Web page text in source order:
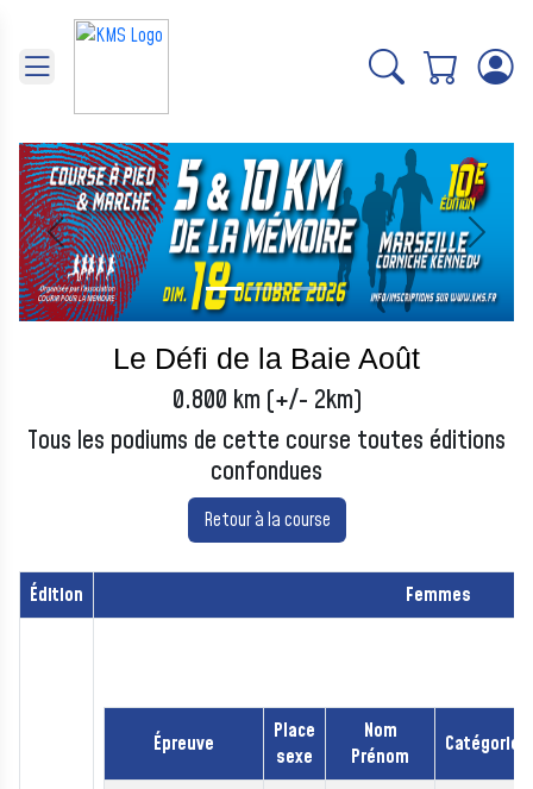
Précédent Suivant
Le Défi de la Baie Août
0.800 km (+/- 2km)
Tous les podiums de cette course toutes éditions
confondues
Retour à la course
Édition Femmes
Épreuve
Place
sexe
Nom
Prénom
Catégorie
Panneau de gestion des cookies